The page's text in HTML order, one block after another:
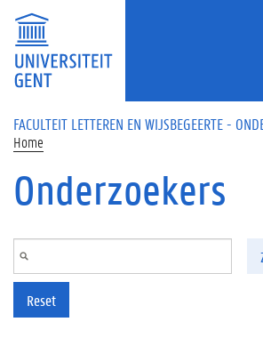
Overslaan en naar de inhoud gaan
FACULTEIT LETTEREN EN WIJSBEGEERTE -
Home
Onderzoekers
Reset